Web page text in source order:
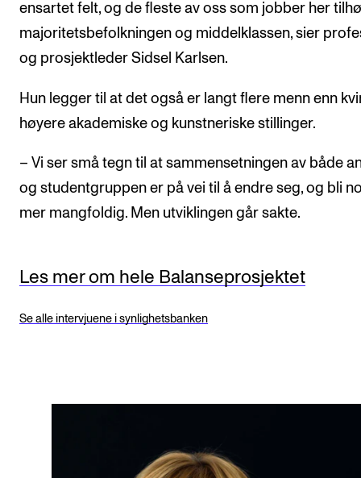
Strategier, planer og rapporter
ensartet felt, og de fleste av oss som jobber her
majoritetsbefolkningen og middelklassen, sier
og prosjektleder Sidsel Karlsen.
Hun legger til at det også er langt flere menn enn
høyere akademiske og kunstneriske stillinger.
– Vi ser små tegn til at sammensetningen av både
og studentgruppen er på vei til å endre seg, og bli
mer mangfoldig. Men utviklingen går sakte.
Les mer om hele Balanseprosjektet
Se alle intervjuene i synlighetsbanken